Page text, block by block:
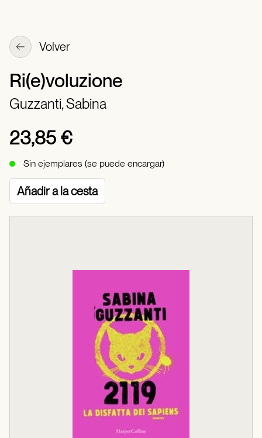
Volver
Ri(e)voluzione
Guzzanti, Sabina
23,85 €
Sin ejemplares (se puede encargar)
Añadir a la cesta